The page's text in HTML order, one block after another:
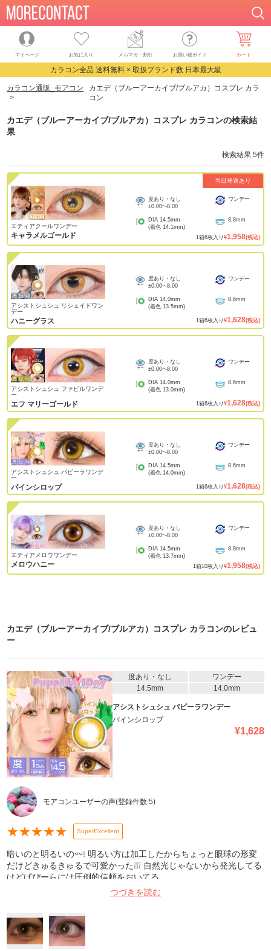
マイページ お気に入り メルマガ・割引 お買い物ガイド カート
カラコン全品 送料無料 × 取扱ブランド数 日本最大級
カラコン通販_モアコン
カエデ（ブルーアーカイブ/ブルアカ）コスプレ カラ
コン
カエデ（ブルーアーカイブ/ブルアカ）コスプレ カラコンの検索結
果
検索結果 5件
当日発送あり
エティアクールワンデー
キャラメルゴールド
度あり・なし
±0.00~-8.00
ワンデー
DIA 14.5mm
(着色 14.1mm)
8.8mm
1箱6枚入り ¥1,958(税込)
アシストシュシュ リシェイドワン
デー
ハニーグラス
度あり・なし
±0.00~-8.00
ワンデー
DIA 14.0mm
(着色 13.5mm)
8.6mm
1箱6枚入り ¥1,628(税込)
アシストシュシュ ファビルワンデ
ー
エフ マリーゴールド
度あり・なし
±0.00~-8.00
ワンデー
DIA 14.0mm
(着色 13.0mm)
8.6mm
1箱6枚入り ¥1,628(税込)
アシストシュシュ パピーラワンデ
ー
パインシロップ
度あり・なし
±0.00~-8.00
ワンデー
DIA 14.5mm
(着色 14.0mm)
8.6mm
1箱6枚入り ¥1,628(税込)
エティアメロウワンデー
メロウハニー
度あり・なし
±0.00~-8.00
ワンデー
DIA 14.5mm
(着色 13.7mm)
8.8mm
1箱10枚入り ¥1,958(税込)
カエデ（ブルーアーカイブ/ブルアカ）コスプレ カラコンのレビュ
ー
度あり・なし
ワンデー
14.5mm
14.0mm
アシストシュシュ パピーラワンデー
パインシロップ
¥1,628
モアコンユーザーの声(登録件数:5)
★★★★★ SuperExcellent
暗いのと明るいの〰️❕ 明るい方は加工したからちょっと眼球の形変
だけどきゅるきゅるで可愛かった❕❕❕ 自然光じゃないから発光してる
けどぱぴーらには圧倒的信頼をおいてる
つづきを読む